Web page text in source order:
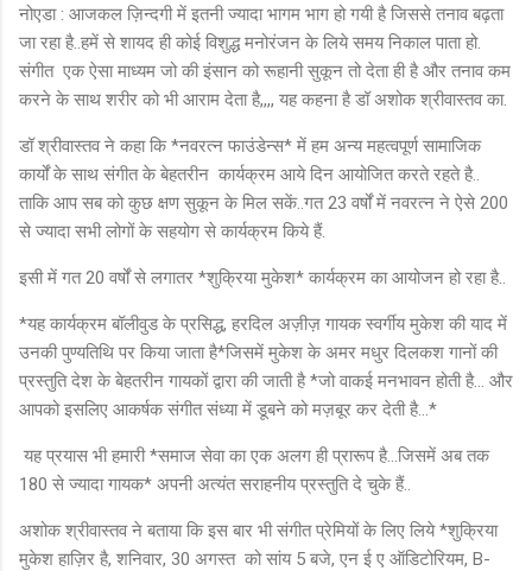
नोएडा : आजकल ज़िन्दगी में इतनी ज्यादा भागम भाग हो गयी है जिससे तनाव बढ़ता
जा रहा है..हमें से शायद ही कोई विशुद्ध मनोरंजन के लिये समय निकाल पाता हो.
संगीत एक ऐसा माध्यम जो की इंसान को रूहानी सुकून तो देता ही है और तनाव कम
करने के साथ शरीर को भी आराम देता है,,,, यह कहना है डॉ अशोक श्रीवास्तव का.
डॉ श्रीवास्तव ने कहा कि *नवरत्न फाउंडेन्स* में हम अन्य महत्वपूर्ण सामाजिक
कार्यों के साथ संगीत के बेहतरीन कार्यक्रम आये दिन आयोजित करते रहते है..
ताकि आप सब को कुछ क्षण सुकून के मिल सकें..गत 23 वर्षों में नवरत्न ने ऐसे 200
से ज्यादा सभी लोगों के सहयोग से कार्यक्रम किये हैं.
इसी में गत 20 वर्षों से लगातर *शुक्रिया मुकेश* कार्यक्रम का आयोजन हो रहा है..
*यह कार्यक्रम बॉलीवुड के प्रसिद्ध, हरदिल अज़ीज़ गायक स्वर्गीय मुकेश की याद में
उनकी पुण्यतिथि पर किया जाता है*जिसमें मुकेश के अमर मधुर दिलकश गानों की
प्रस्तुति देश के बेहतरीन गायकों द्वारा की जाती है *जो वाकई मनभावन होती है... और
आपको इसलिए आकर्षक संगीत संध्या में डूबने को मज़बूर कर देती है...*
यह प्रयास भी हमारी *समाज सेवा का एक अलग ही प्रारूप है...जिसमें अब तक
180 से ज्यादा गायक* अपनी अत्यंत सराहनीय प्रस्तुति दे चुके हैं..
अशोक श्रीवास्तव ने बताया कि इस बार भी संगीत प्रेमियों के लिए लिये *शुक्रिया
मुकेश हाज़िर है, शनिवार, 30 अगस्त को सांय 5 बजे, एन ई ए ऑडिटोरियम, B-